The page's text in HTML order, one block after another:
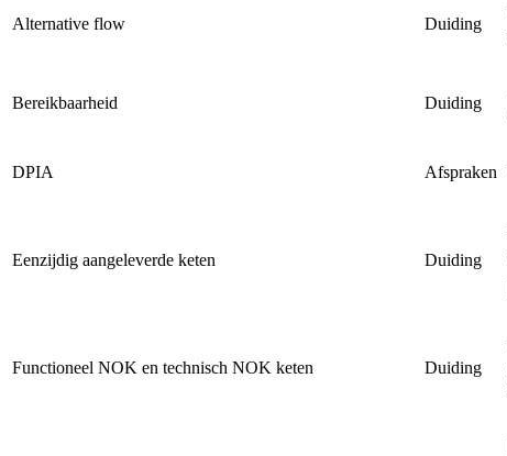
Alternative flow Duiding
Bereikbaarheid Duiding
DPIA Afspraken
Eenzijdig aangeleverde keten Duiding
Functioneel NOK en technisch NOK keten Duiding